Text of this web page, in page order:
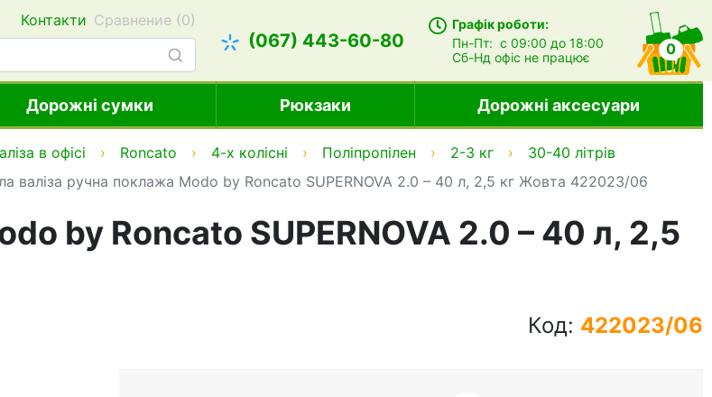
Контакти Сравнение (0)
(067) 443-60-80
Графік роботи:
Пн-Пт:с 09:00 до 18:00
Сб-Ндофіс не працює 0
Дорожні сумки Рюкзаки Дорожні аксесуари
в офісі Roncato 4-х колісні Поліпропілен 2-3 кг
30-40 літрів
валіза ручна поклажа Modo by Roncato SUPERNOVA 2.0 – 40 л, 2,5 кг Жовта 422023/06
by Roncato SUPERNOVA 2.0 – 40 л, 2,5
Код: 422023/06